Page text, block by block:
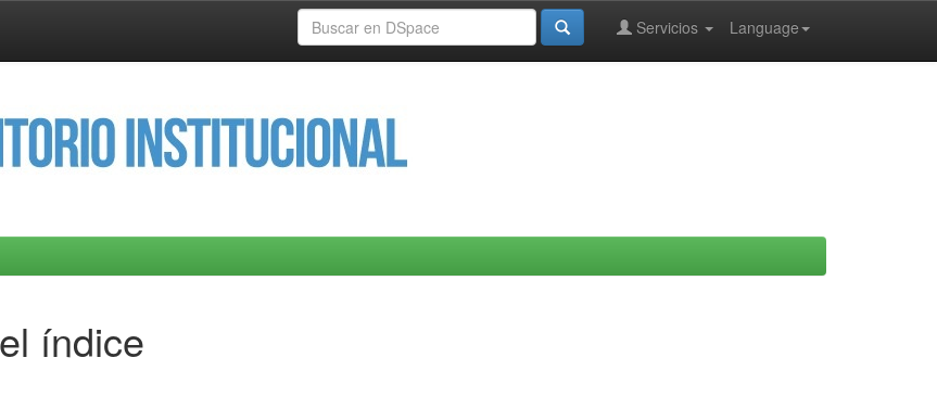
Language
Servicios
índice